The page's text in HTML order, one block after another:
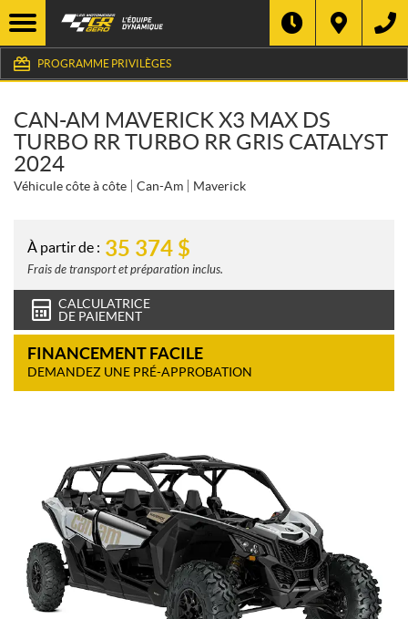
PROGRAMME PRIVILÈGES
CAN-AM MAVERICK X3 MAX DS
TURBO RR TURBO RR GRIS CATALYST
2024
Véhicule côte à côte Can-Am Maverick
À partir de : 35 374 $
Frais de transport et préparation inclus.
CALCULATRICE
DE PAIEMENT
FINANCEMENT FACILE
DEMANDEZ UNE PRÉ-APPROBATION